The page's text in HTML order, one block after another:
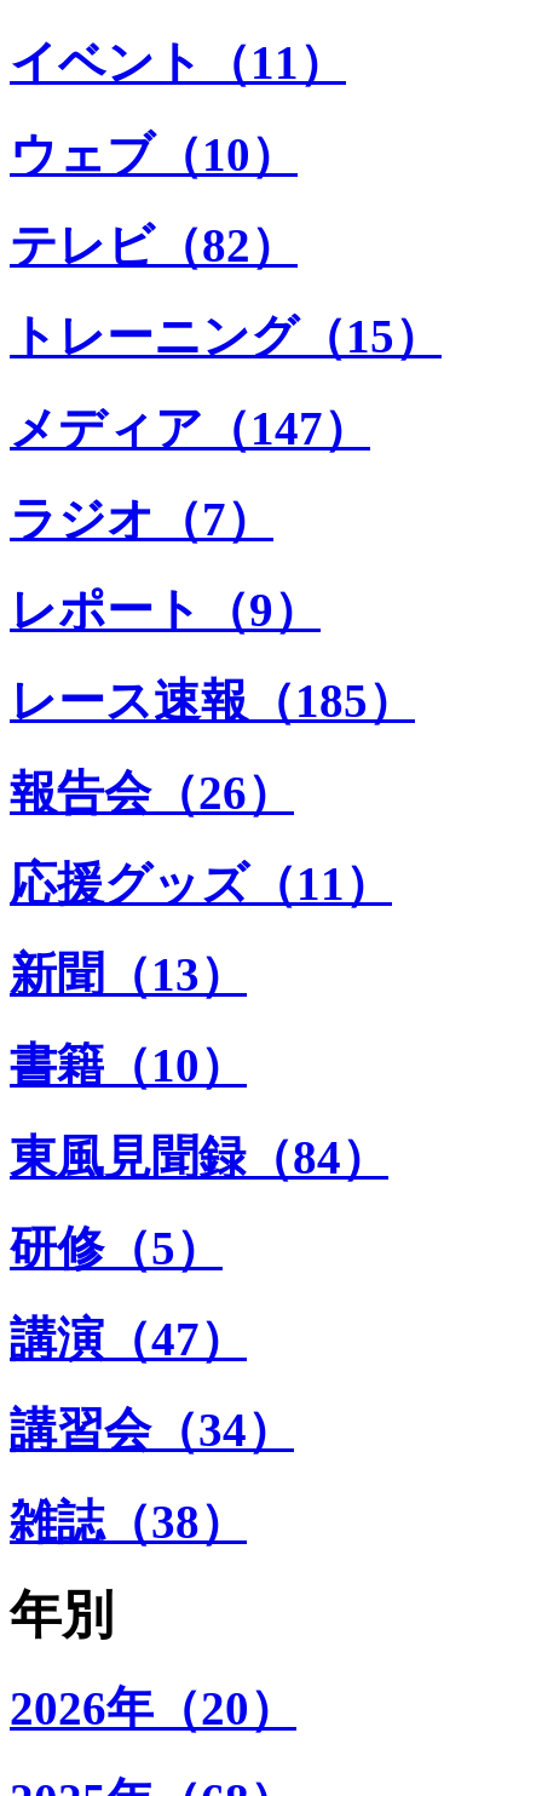
イベント（11）
ウェブ（10）
テレビ（82）
トレーニング（15）
メディア（147）
ラジオ（7）
レポート（9）
レース速報（185）
報告会（26）
応援グッズ（11）
新聞（13）
書籍（10）
東風見聞録（84）
研修（5）
講演（47）
講習会（34）
雑誌（38）
年別
2026年（20）